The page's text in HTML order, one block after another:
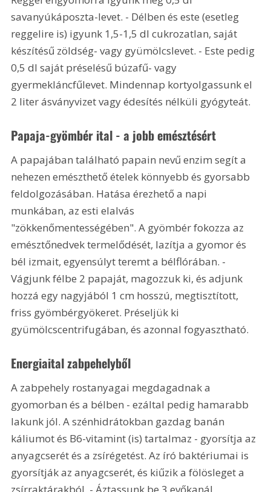
savanyúkáposzta-levet. - Délben és este (esetleg
reggelire is) igyunk 1,5-1,5 dl cukrozatlan, saját
készítésű zöldség- vagy gyümölcslevet. - Este pedig
0,5 dl saját préselésű búzafű- vagy
gyermekláncfűlevet. Mindennap kortyolgassunk el
2 liter ásványvizet vagy édesítés nélküli gyógyteát.
Papaja-gyömbér ital - a jobb emésztésért
A papajában található papain nevű enzim segít a
nehezen emészthető ételek könnyebb és gyorsabb
feldolgozásában. Hatása érezhető a napi
munkában, az esti elalvás
"zökkenőmentességében". A gyömbér fokozza az
emésztőnedvek termelődését, lazítja a gyomor és
bél izmait, egyensúlyt teremt a bélflórában. -
Vágjunk félbe 2 papaját, magozzuk ki, és adjunk
hozzá egy nagyjából 1 cm hosszú, megtisztított,
friss gyömbérgyökeret. Préseljük ki
gyümölcscentrifugában, és azonnal fogyasztható.
Energiaital zabpehelyből
A zabpehely rostanyagai megdagadnak a
gyomorban és a bélben - ezáltal pedig hamarabb
lakunk jól. A szénhidrátokban gazdag banán
káliumot és B6-vitamint (is) tartalmaz - gyorsítja az
anyagcserét és a zsírégetést. Az író baktériumai is
gyorsítják az anyagcserét, és kiűzik a fölösleget a
zsírraktárakból. - Áztassunk be 3 evőkanál